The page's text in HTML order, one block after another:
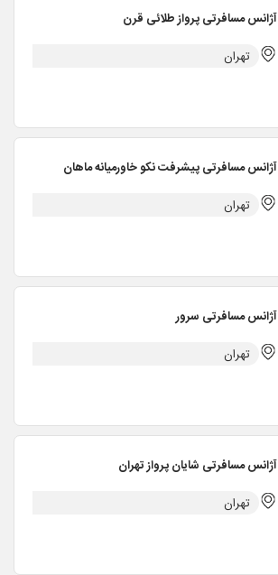
آژانس مسافرتی پرواز طلائی قرن
تهران
آژانس مسافرتی پیشرفت نکو خاورمیانه ماهان
تهران
آژانس مسافرتی سرور
تهران
آژانس مسافرتی شایان پرواز تهران
تهران